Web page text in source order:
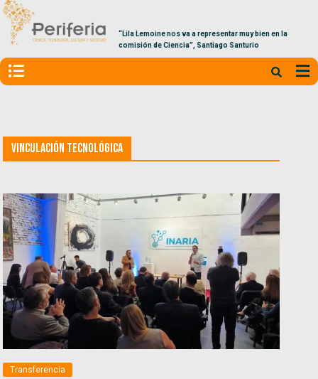
“Lila Lemoine nos va a representar muy bien en la
comisión de Ciencia”, Santiago Santurio
Vinculación tecnológica
Transferencia